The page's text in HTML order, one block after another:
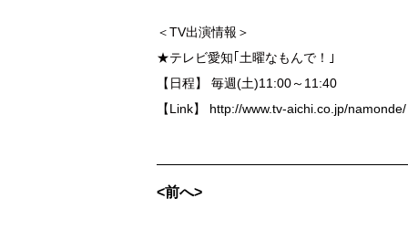
＜TV出演情報＞
★テレビ愛知｢土曜なもんで！｣
【日程】 毎週(土)11:00～11:40
【Link】 http://www.tv-aichi.co.jp/namonde/
<前へ>